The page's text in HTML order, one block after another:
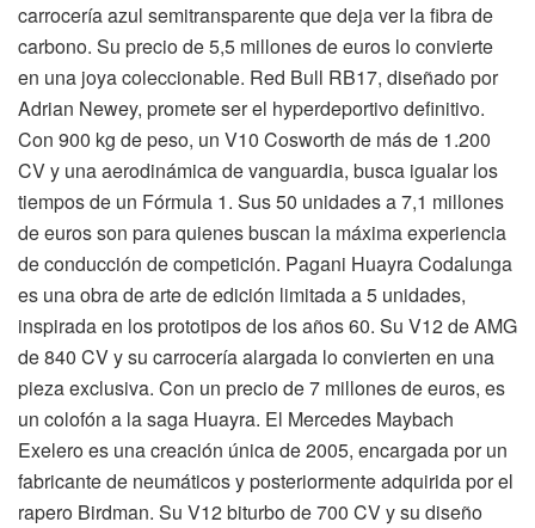
carrocería azul semitransparente que deja ver la fibra de
carbono. Su precio de 5,5 millones de euros lo convierte
en una joya coleccionable. Red Bull RB17, diseñado por
Adrian Newey, promete ser el hyperdeportivo definitivo.
Con 900 kg de peso, un V10 Cosworth de más de 1.200
CV y una aerodinámica de vanguardia, busca igualar los
tiempos de un Fórmula 1. Sus 50 unidades a 7,1 millones
de euros son para quienes buscan la máxima experiencia
de conducción de competición. Pagani Huayra Codalunga
es una obra de arte de edición limitada a 5 unidades,
inspirada en los prototipos de los años 60. Su V12 de AMG
de 840 CV y su carrocería alargada lo convierten en una
pieza exclusiva. Con un precio de 7 millones de euros, es
un colofón a la saga Huayra. El Mercedes Maybach
Exelero es una creación única de 2005, encargada por un
fabricante de neumáticos y posteriormente adquirida por el
rapero Birdman. Su V12 biturbo de 700 CV y su diseño